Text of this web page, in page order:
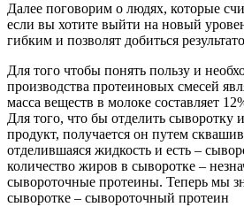
Далее поговорим о людях, которые
если вы хотите выйти на новый
гибким и позволят добиться
Для того чтобы понять пользу и
производства протеиновых смесей
масса веществ в молоке составляет
Для того, что бы отделить сыворотку
продукт, получается он путем
отделившаяся жидкость и есть –
количество жиров в сыворотке –
сывороточные протеины. Теперь мы
сыворотке – сывороточный протеин